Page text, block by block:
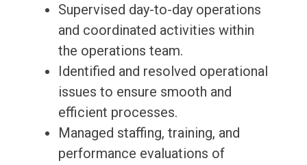
Supervised day-to-day operations
and coordinated activities within
the operations team.
Identified and resolved operational
issues to ensure smooth and
efficient processes.
Managed staffing, training, and
performance evaluations of